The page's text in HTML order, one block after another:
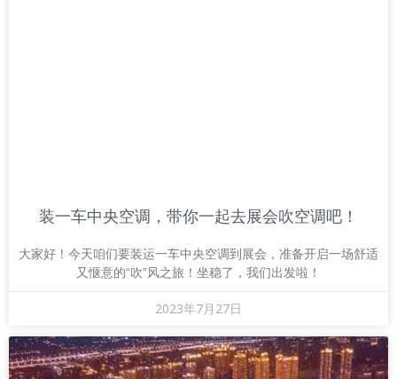
装一车中央空调，带你一起去展会吹空调吧！
大家好！今天咱们要装运一车中央空调到展会，准备开启一场舒适
又惬意的“吹”风之旅！坐稳了，我们出发啦！
2023年7月27日